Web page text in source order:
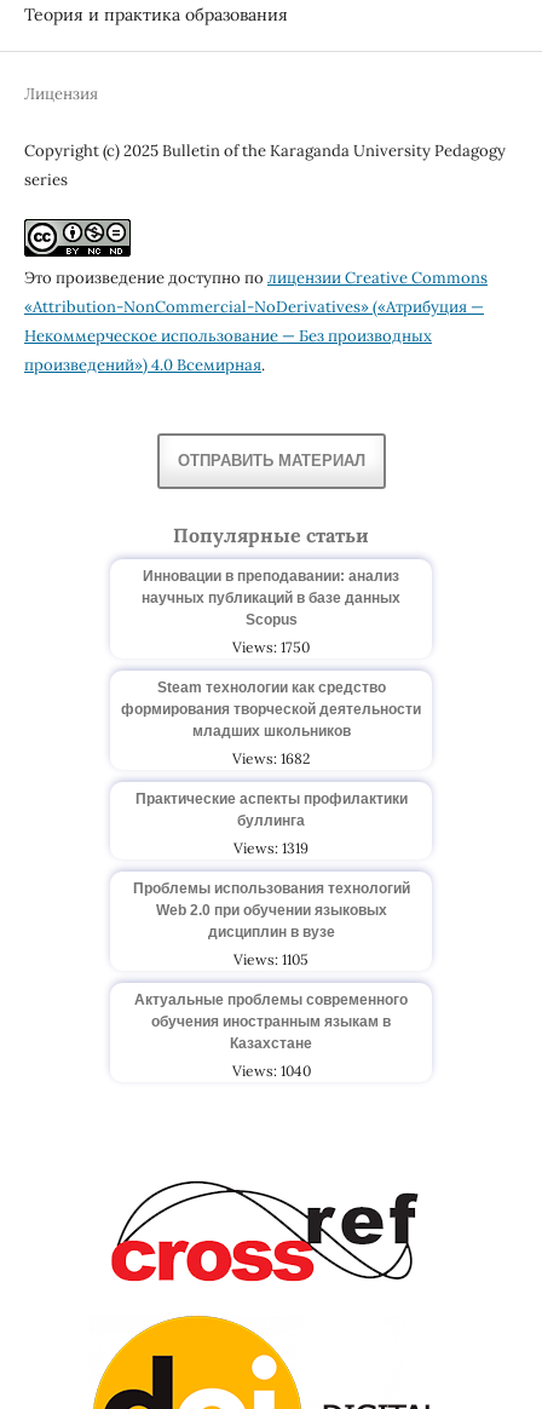
Теория и практика образования
Лицензия
Copyright (c) 2025 Bulletin of the Karaganda University Pedagogy
series
Это произведение доступно по лицензии Creative Commons
«Attribution-NonCommercial-NoDerivatives» («Атрибуция —
Некоммерческое использование — Без производных
произведений») 4.0 Всемирная.
ОТПРАВИТЬ МАТЕРИАЛ
Популярные статьи
Инновации в преподавании: анализ
научных публикаций в базе данных
Scopus
Views: 1750
Steam технологии как средство
формирования творческой деятельности
младших школьников
Views: 1682
Практические аспекты профилактики
буллинга
Views: 1319
Проблемы использования технологий
Web 2.0 при обучении языковых
дисциплин в вузе
Views: 1105
Актуальные проблемы современного
обучения иностранным языкам в
Казахстане
Views: 1040